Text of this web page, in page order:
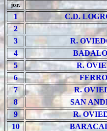
jor.
1 C.D.
2
3
R.
4
5
R.
6
7
R.
8
SAN
9
R.
10